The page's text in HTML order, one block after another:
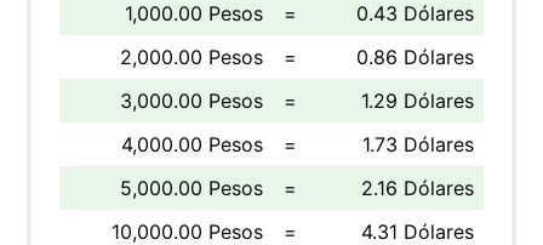
1,000.00 Pesos =
0.43 Dólares
2,000.00 Pesos
=
0.86 Dólares
3,000.00 Pesos
=
1.29 Dólares
4,000.00 Pesos
=
1.73 Dólares
5,000.00 Pesos
=
2.16 Dólares
10,000.00 Pesos
=
4.31 Dólares